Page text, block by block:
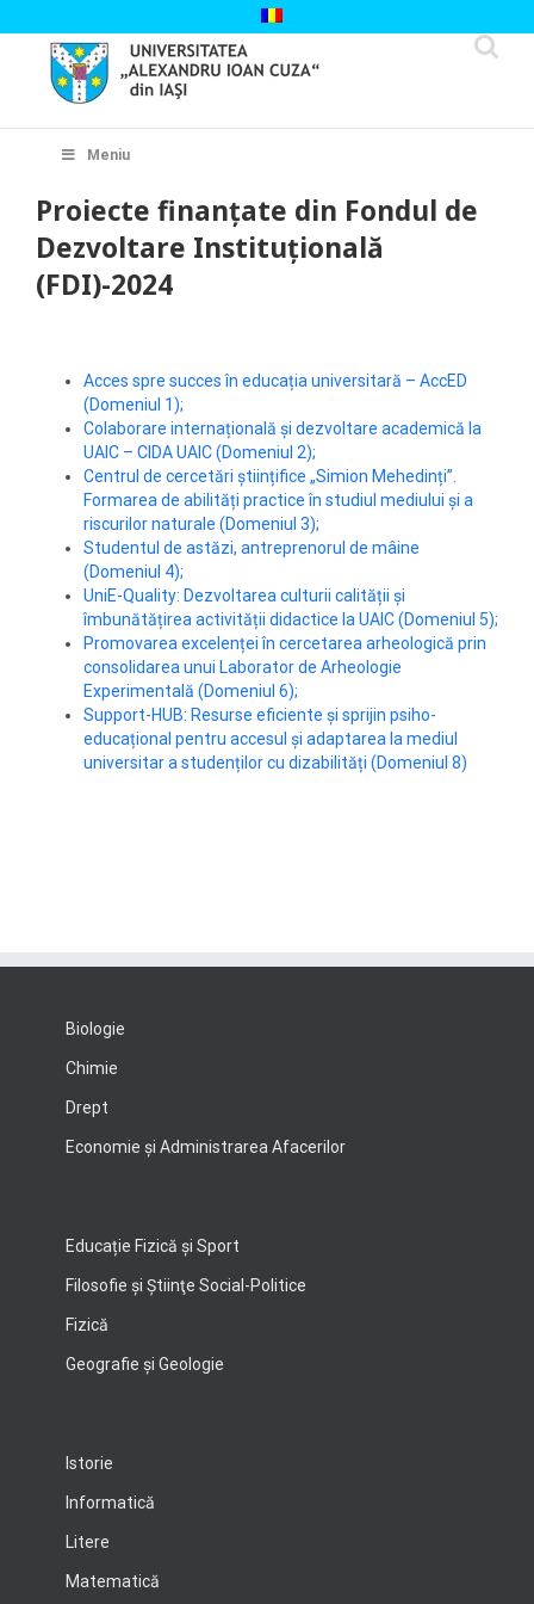
to
content
Meniu
Proiecte finanțate din Fondul de
Dezvoltare Instituțională
(FDI)-2024
Acces spre succes în educația universitară – AccED
(Domeniul 1);
Colaborare internațională și dezvoltare academică la
UAIC – CIDA UAIC (Domeniul 2);
Centrul de cercetări științifice „Simion Mehedinți”.
Formarea de abilități practice în studiul mediului și a
riscurilor naturale (Domeniul 3);
Studentul de astăzi, antreprenorul de mâine
(Domeniul 4);
UniE-Quality: Dezvoltarea culturii calității și
îmbunătățirea activității didactice la UAIC (Domeniul 5);
Promovarea excelenței în cercetarea arheologică prin
consolidarea unui Laborator de Arheologie
Experimentală (Domeniul 6);
Support-HUB: Resurse eficiente și sprijin psiho-
educațional pentru accesul și adaptarea la mediul
universitar a studenților cu dizabilități (Domeniul 8)
Biologie
Chimie
Drept
Economie şi Administrarea Afacerilor
Educație Fizică și Sport
Filosofie şi Ştiinţe Social-Politice
Fizică
Geografie şi Geologie
Istorie
Informatică
Litere
Matematică